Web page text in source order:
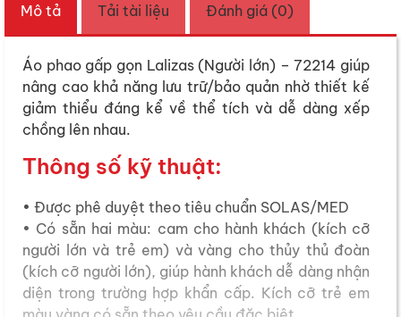
Mô tả Tải tài liệu Đánh giá (0)
Áo phao gấp gọn Lalizas (Người lớn) – 72214 giúp
nâng cao khả năng lưu trữ/bảo quản nhờ thiết kế
giảm thiểu đáng kể về thể tích và dễ dàng xếp
chồng lên nhau.
Thông số kỹ thuật:
• Được phê duyệt theo tiêu chuẩn SOLAS/MED
• Có sẵn hai màu: cam cho hành khách (kích cỡ
người lớn và trẻ em) và vàng cho thủy thủ đoàn
(kích cỡ người lớn), giúp hành khách dễ dàng nhận
diện trong trường hợp khẩn cấp. Kích cỡ trẻ em